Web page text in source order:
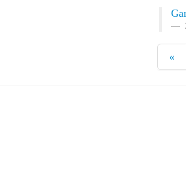
«